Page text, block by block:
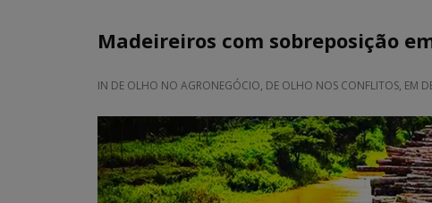
Madeireiros com sobreposição
IN DE OLHO NO AGRONEGÓCIO, DE OLHO NOS CONFLITOS, EM